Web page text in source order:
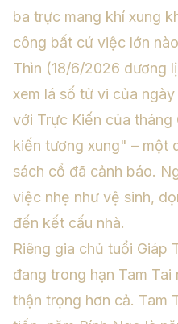
ba trực mang khí xung
công bất cứ việc lớn
Thìn (18/6/2026 dương
xem lá số tử vi của
với Trực Kiến của tháng
kiến tương xung" – một
sách cổ đã cảnh báo.
việc nhẹ như vệ sinh,
đến kết cấu nhà.
Riêng gia chủ tuổi Giáp
đang trong hạn Tam Tai
thận trọng hơn cả. Tam